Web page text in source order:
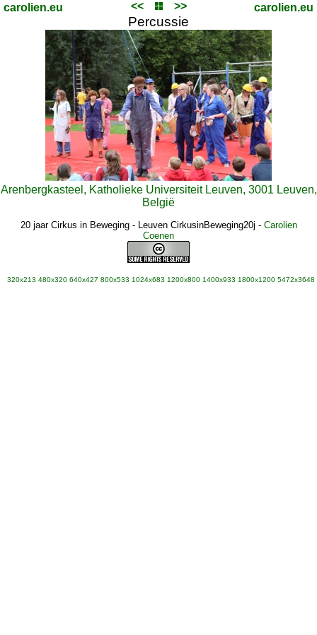
carolien.eu << >> carolien.eu
Percussie
Arenbergkasteel, Katholieke Universiteit Leuven, 3001 Leuven,
België
20 jaar Cirkus in Beweging - Leuven CirkusinBeweging20j - Carolien
Coenen
320x213 480x320 640x427 800x533 1024x683 1200x800 1400x933 1800x1200 5472x3648